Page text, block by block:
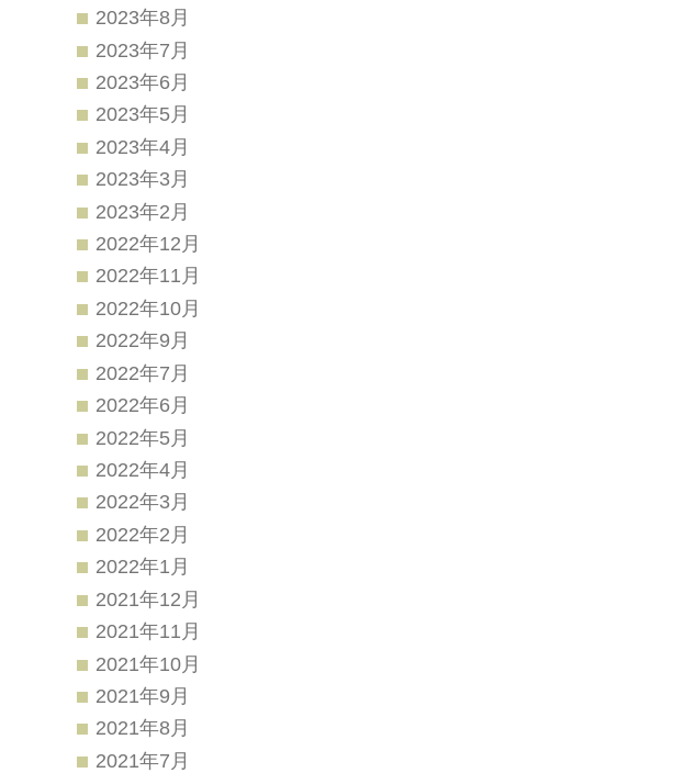
2023年8月
2023年7月
2023年6月
2023年5月
2023年4月
2023年3月
2023年2月
2022年12月
2022年11月
2022年10月
2022年9月
2022年7月
2022年6月
2022年5月
2022年4月
2022年3月
2022年2月
2022年1月
2021年12月
2021年11月
2021年10月
2021年9月
2021年8月
2021年7月